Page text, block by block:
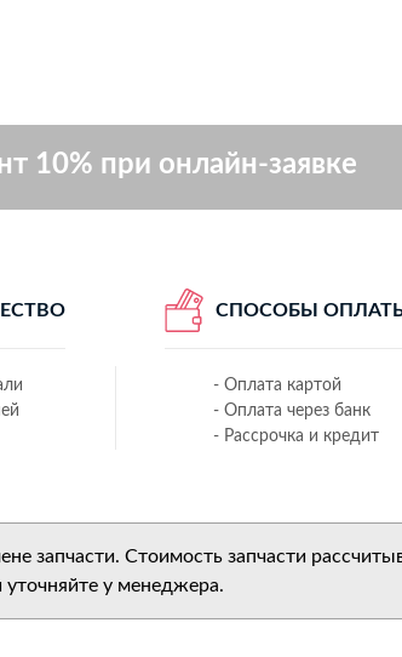
10% при онлайн-заявке
СПОСОБЫ
- Оплата картой
- Оплата через банк
- Рассрочка и кредит
запчасти. Стоимость запчасти
уточняйте у менеджера.